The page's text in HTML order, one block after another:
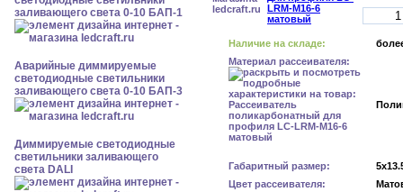
заливающего света 0-10 БАП-1
Аварийные диммируемые
светодиодные светильники
заливающего света 0-10 БАП-3
Диммируемые светодиодные
светильники заливающего
света DALI
Наличие на складе:
Материал рассеивателя:
Габаритный размер:
Цвет рассеивателя: